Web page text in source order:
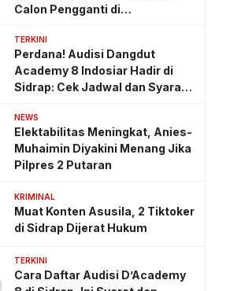
Calon Pengganti di
TERKINI
Perdana! Audisi Dangdut
Academy 8 Indosiar Hadir di
Sidrap: Cek Jadwal dan Syarat
NEWS
Elektabilitas Meningkat, Anies-
Muhaimin Diyakini Menang Jika
Pilpres 2 Putaran
KRIMINAL
Muat Konten Asusila, 2 Tiktoker
di Sidrap Dijerat Hukum
TERKINI
Cara Daftar Audisi D’Academy